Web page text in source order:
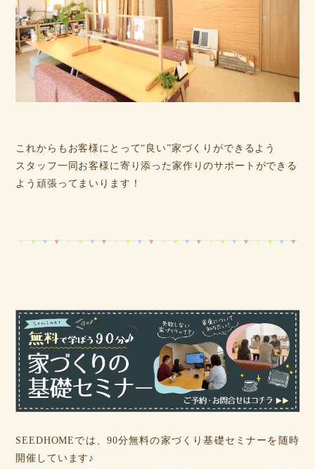
これからもお客様にとって“良い”家づくりができるよう
スタッフ一同お客様に寄り添った家作りのサポートができる
よう頑張ってまいります！
SEEDHOMEでは、90分無料の家づくり基礎セミナーを随時
開催しています♪